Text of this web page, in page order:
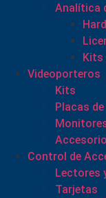
Analítica
Kits
Videoporteros
Kits
Placas
Control de
Lectores
Tarjetas